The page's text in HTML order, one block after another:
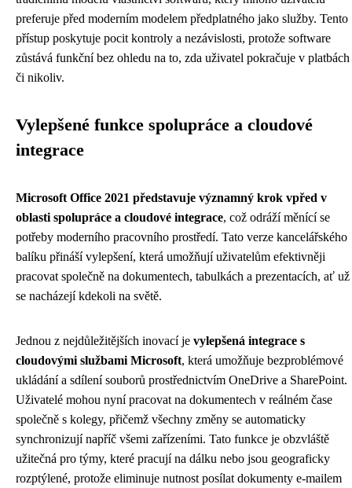
preferuje před moderním modelem předplatného jako služby. Tento
přístup poskytuje pocit kontroly a nezávislosti, protože software
zůstává funkční bez ohledu na to, zda uživatel pokračuje v platbách
či nikoliv.
Vylepšené funkce spolupráce a cloudové
integrace
Microsoft Office 2021 představuje významný krok vpřed v
oblasti spolupráce a cloudové integrace, což odráží měnící se
potřeby moderního pracovního prostředí. Tato verze kancelářského
balíku přináší vylepšení, která umožňují uživatelům efektivněji
pracovat společně na dokumentech, tabulkách a prezentacích, ať už
se nacházejí kdekoli na světě.
Jednou z nejdůležitějších inovací je vylepšená integrace s
cloudovými službami Microsoft, která umožňuje bezproblémové
ukládání a sdílení souborů prostřednictvím OneDrive a SharePoint.
Uživatelé mohou nyní pracovat na dokumentech v reálném čase
společně s kolegy, přičemž všechny změny se automaticky
synchronizují napříč všemi zařízeními. Tato funkce je obzvláště
užitečná pro týmy, které pracují na dálku nebo jsou geograficky
rozptýlené, protože eliminuje nutnost posílat dokumenty e-mailem